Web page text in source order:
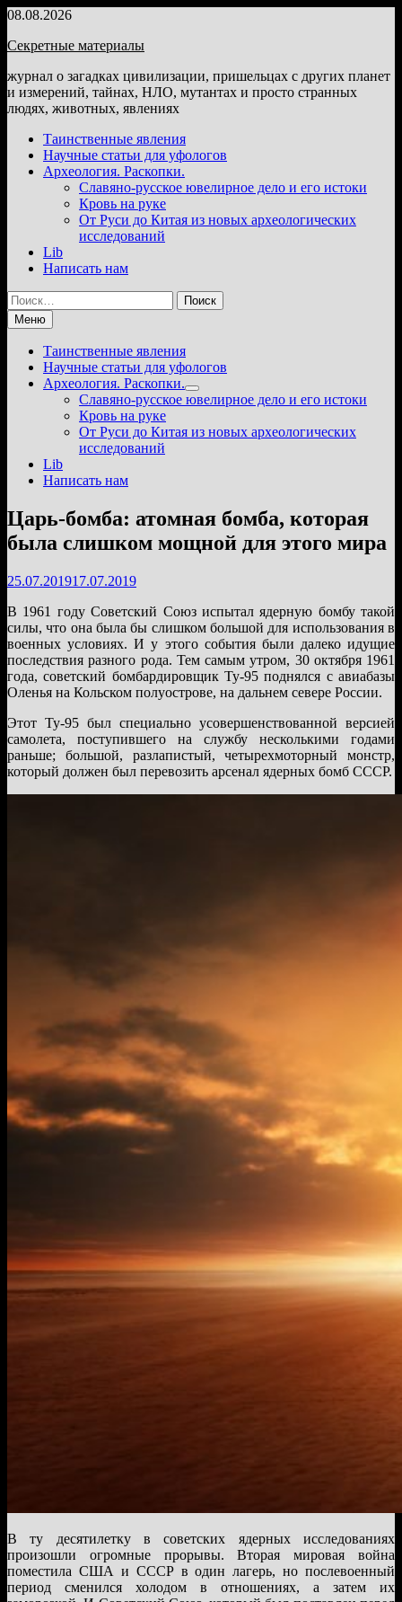
Перейти
содержимому
08.08.2026
Секретные материалы
журнал о загадках цивилизации, пришельцах с других планет
и измерений, тайнах, НЛО, мутантах и просто странных
людях, животных, явлениях
Таинственные явления
Научные статьи для уфологов
Археология. Раскопки.
Славяно-русское ювелирное дело и его истоки
Кровь на руке
От Руси до Китая из новых археологических
исследований
Lib
Написать нам
Найти:
Меню
Таинственные явления
Научные статьи для уфологов
Археология. Раскопки.
Показать
подменю
Славяно-русское ювелирное дело и его истоки
Кровь на руке
От Руси до Китая из новых археологических
исследований
Lib
Написать нам
Царь-бомба: атомная бомба, которая
была слишком мощной для этого мира
25.07.201917.07.2019
В 1961 году Советский Союз испытал ядерную бомбу такой
силы, что она была бы слишком большой для использования в
военных условиях. И у этого события были далеко идущие
последствия разного рода. Тем самым утром, 30 октября 1961
года, советский бомбардировщик Ту-95 поднялся с авиабазы
Оленья на Кольском полуострове, на дальнем севере России.
Этот Ту-95 был специально усовершенствованной версией
самолета, поступившего на службу несколькими годами
раньше; большой, разлапистый, четырехмоторный монстр,
который должен был перевозить арсенал ядерных бомб СССР.
В ту десятилетку в советских ядерных исследованиях
произошли огромные прорывы. Вторая мировая война
поместила США и СССР в один лагерь, но послевоенный
период сменился холодом в отношениях, а затем их